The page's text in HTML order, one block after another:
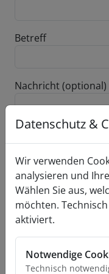
Betreff
Nachricht (optional)
Mit dem Klick auf
Datenschutz &
Wir verwenden
analysieren und
Wählen Sie aus,
möchten.
aktiviert.
Notwendige
Technisch